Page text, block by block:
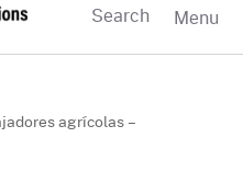
Search
Menu
agrícolas –